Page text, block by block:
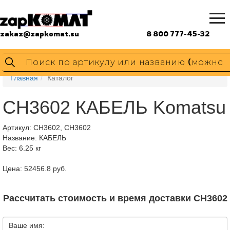
zakaz@zapkomat.su 8 800 777-45-32
Главная Каталог
CH3602 КАБЕЛЬ Komatsu
Артикул: CH3602, CH3602
Название: КАБЕЛЬ
Вес: 6.25 кг
Цена: 52456.8 руб.
Рассчитать стоимость и время доставки CH3602
Ваше имя: